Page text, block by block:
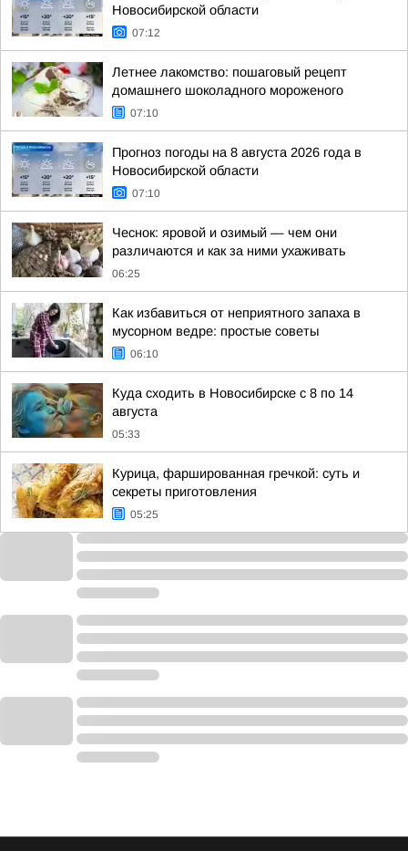
Новосибирской области
07:12
Летнее лакомство: пошаговый рецепт
домашнего шоколадного мороженого
07:10
Прогноз погоды на 8 августа 2026 года в
Новосибирской области
07:10
Чеснок: яровой и озимый — чем они
различаются и как за ними ухаживать
06:25
Как избавиться от неприятного запаха в
мусорном ведре: простые советы
06:10
Куда сходить в Новосибирске с 8 по 14
августа
05:33
Курица, фаршированная гречкой: суть и
секреты приготовления
05:25